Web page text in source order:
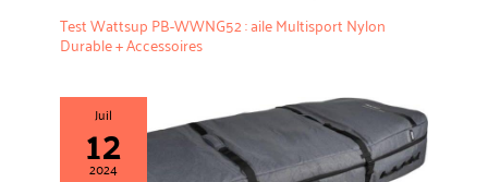
Test Wattsup PB-WWNG52 : aile Multisport Nylon
Durable + Accessoires
Juil
12
2024